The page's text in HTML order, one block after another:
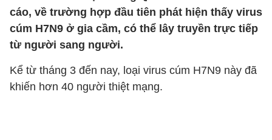
cáo, về trường hợp đầu tiên phát hiện thấy virus
cúm H7N9 ở gia cầm, có thể lây truyền trực tiếp
từ người sang người.
Kể từ tháng 3 đến nay, loại virus cúm H7N9 này đã
khiến hơn 40 người thiệt mạng.